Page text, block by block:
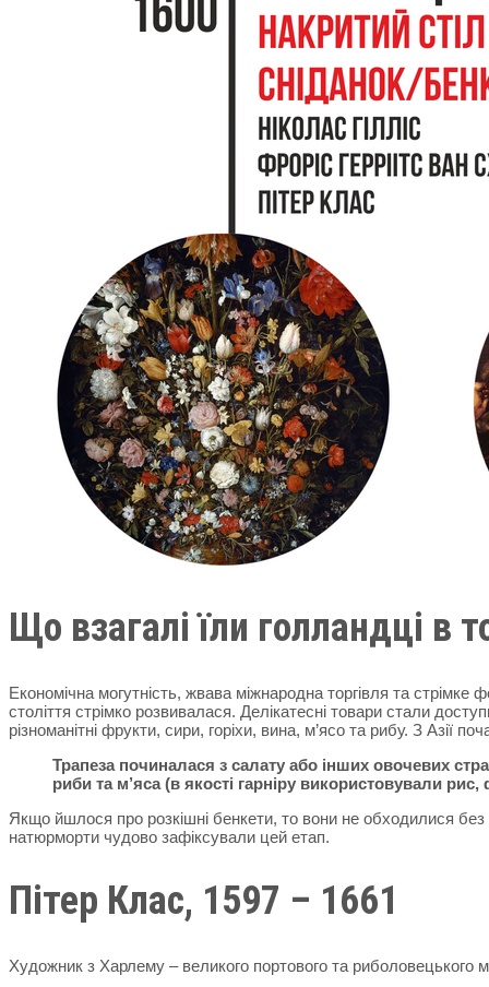
Що взагалі їли голландці в
Економічна могутність, жвава міжнародна торгівля та
століття стрімко розвивалася. Делікатесні товари стали
різноманітні фрукти, сири, горіхи, вина, м’ясо та рибу. З Азії
Трапеза починалася з салату або інших овочевих
риби та м’яса (в якості гарніру використовували
Якщо йшлося про розкішні бенкети, то вони не обходилися без
натюрморти чудово зафіксували цей етап.
Пітер Клас, 1597 – 1661
Художник з Харлему – великого портового та риболовецького